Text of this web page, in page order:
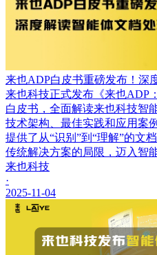
来也ADP白皮书重磅发布！深
来也科技正式发布《来也ADP
白皮书，全面解读来也科技智
技术架构、最佳实践和应用案
提供了从“识别”到“理解”的文
传统解决方案的局限，迈入智
来也科技
·
2025-11-04